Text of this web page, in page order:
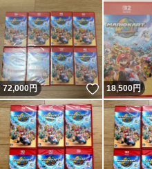
72,000円 いいね！
18,500円